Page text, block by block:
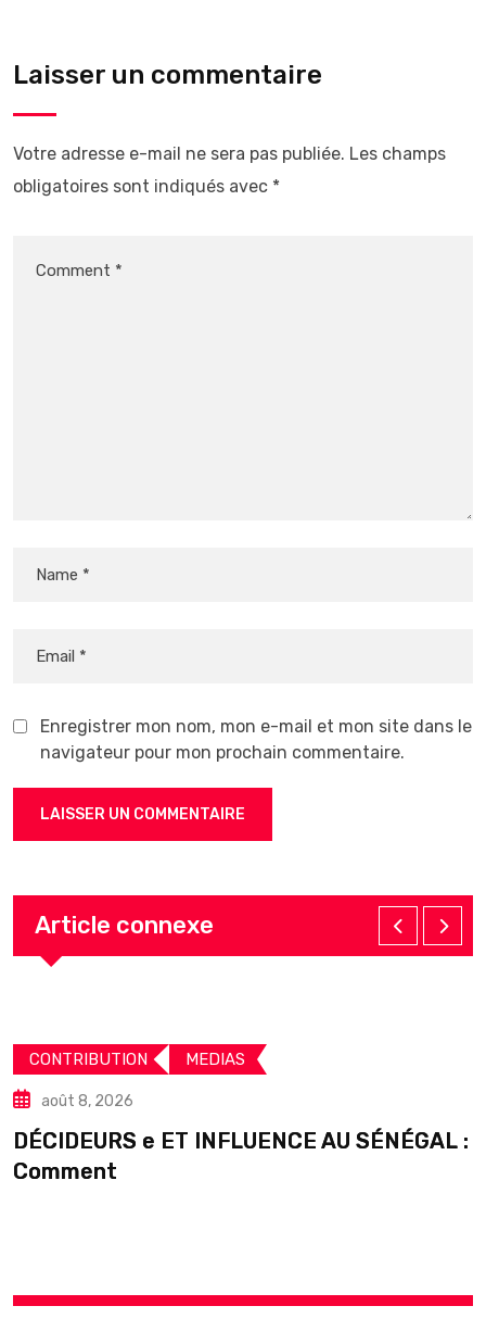
Laisser un commentaire
Votre adresse e-mail ne sera pas publiée. Les champs
obligatoires sont indiqués avec *
Enregistrer mon nom, mon e-mail et mon site dans le
navigateur pour mon prochain commentaire.
Article connexe
CONTRIBUTION MEDIAS
août 8, 2026
DÉCIDEURS e ET INFLUENCE AU SÉNÉGAL :
Comment